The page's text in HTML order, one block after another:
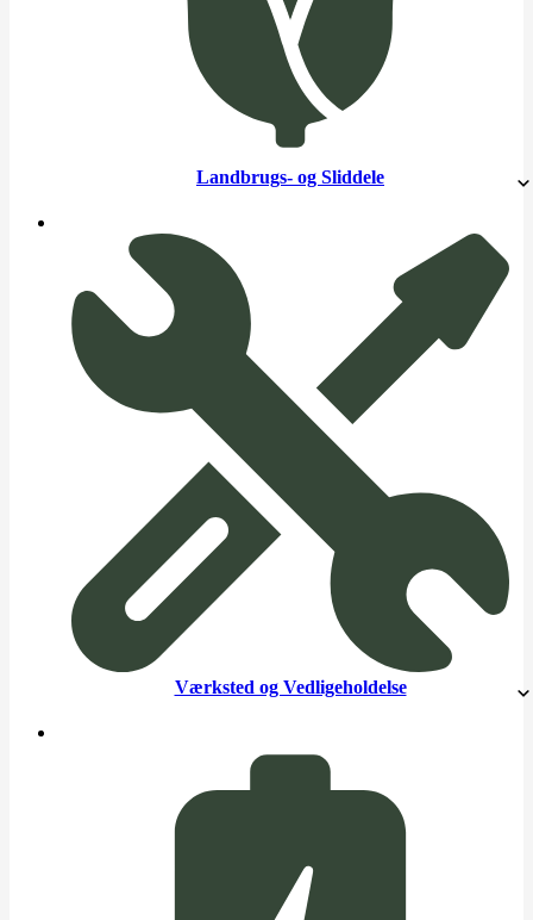
Landbrugs- og Sliddele
Værksted og Vedligeholdelse